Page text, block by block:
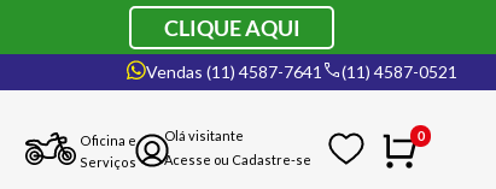
CLIQUE AQUI
Vendas (11) 4587-7641 (11) 4587-0521
Oficina e
Serviços
0